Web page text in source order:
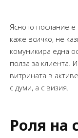
Ясното послание
каже всичко, не
комуникира една
полза за клиента.
витрината в
с думи, а с визия.
Роля на